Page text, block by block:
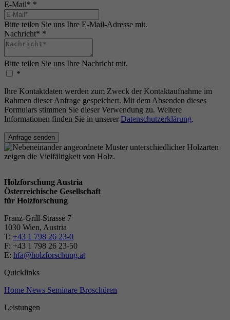
E-Mail* *
Bitte teilen Sie uns Ihre E-Mail-Adresse mit.
Nachricht* *
Bitte teilen Sie uns Ihre Nachricht mit.
*
Ihre Kontaktdaten werden zum Zweck der Kontaktaufnahme im
Rahmen dieser Anfrage gespeichert. Mit dem Absenden dieses
Formulars stimmen Sie dieser Verwendung zu. Weitere
Informationen finden Sie in unserer Datenschutzerklärung.
Anfrage senden
Holzforschung Austria
Österreichische Gesellschaft
für Holzforschung
Franz-Grill-Strasse 7
1030 Wien, Austria
T: +43 1 798 26 23-0
​​F: +43 1 798 26 23-50
E: hfa@holzforschung.at
Quicklinks
Home News Seminare Broschüren
Leistungen